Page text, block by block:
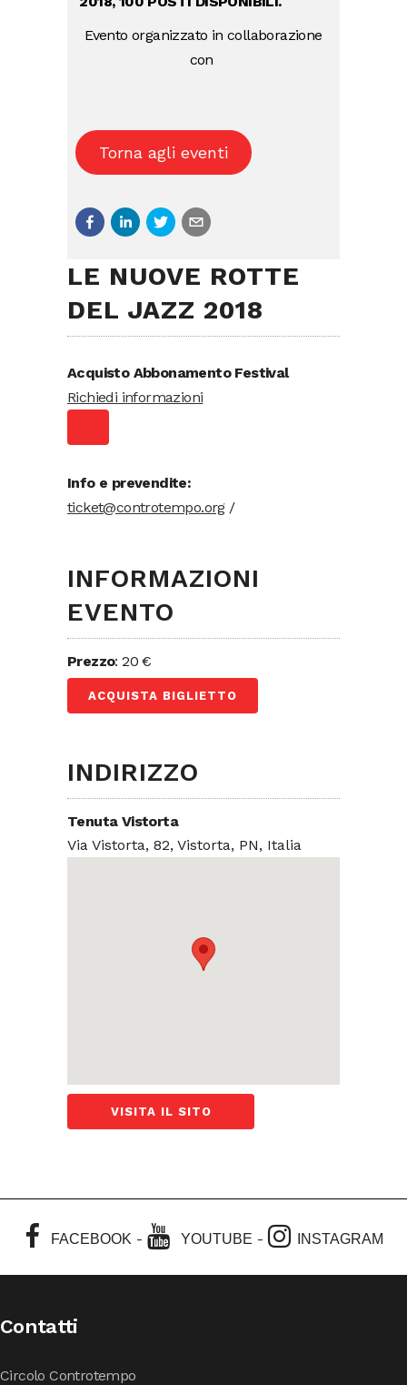
Evento organizzato in collaborazione
con
Torna agli eventi
LE NUOVE ROTTE
DEL JAZZ 2018
Acquisto Abbonamento Festival
Richiedi informazioni
Info e prevendite:
ticket@controtempo.org/
INFORMAZIONI
EVENTO
Prezzo: 20 €
ACQUISTA BIGLIETTO
INDIRIZZO
Tenuta Vistorta
Via Vistorta, 82, Vistorta, PN, Italia
VISITA IL SITO
FACEBOOK - YOUTUBE - INSTAGRAM
Contatti
Circolo Controtempo